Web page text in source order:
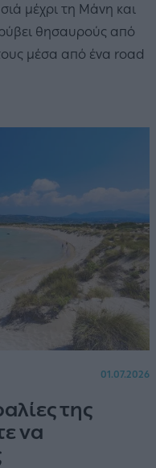
μέχρι τη Μάνη και
θησαυρούς από
μέσα από ένα road
01.07.2026
της
να